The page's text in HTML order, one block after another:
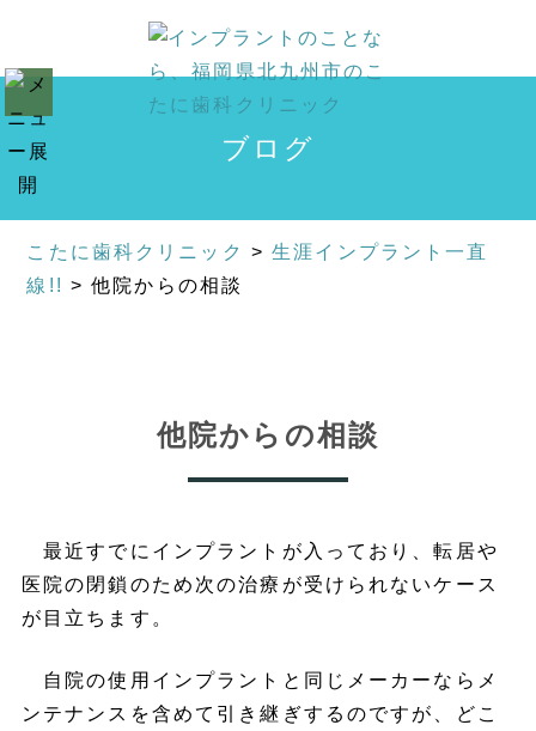
ブログ
こたに歯科クリニック >生涯インプラント一直
線!! >他院からの相談
他院からの相談
最近すでにインプラントが入っており、転居や
医院の閉鎖のため次の治療が受けられないケース
が目立ちます。
自院の使用インプラントと同じメーカーならメ
ンテナンスを含めて引き継ぎするのですが、どこ